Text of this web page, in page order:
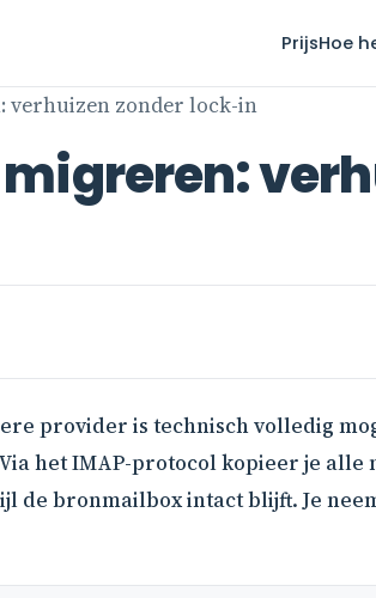
PrijsHoe
verhuizen zonder lock-in
provider is technisch volledig
het IMAP-protocol kopieer je alle
de bronmailbox intact blijft. Je